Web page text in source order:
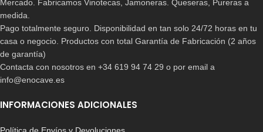
Mercado. Fabricamos Vinotecas, Jamoneras. Queseras, Pureras a
medida.
Pago totalmente seguro. Disponibilidad en tan solo 24/72 horas en tu
casa o negocio. Productos con total Garantía de Fabricación (2 años
de garantía)
Contacta con nosotros en +34 619 94 74 29 o por email a
info@enocave.es
INFORMACIONES ADICIONALES
Política de Envíos y Devoluciones